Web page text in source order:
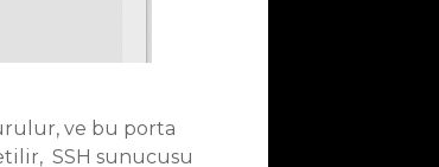
ve bu porta
SSH sunucusu